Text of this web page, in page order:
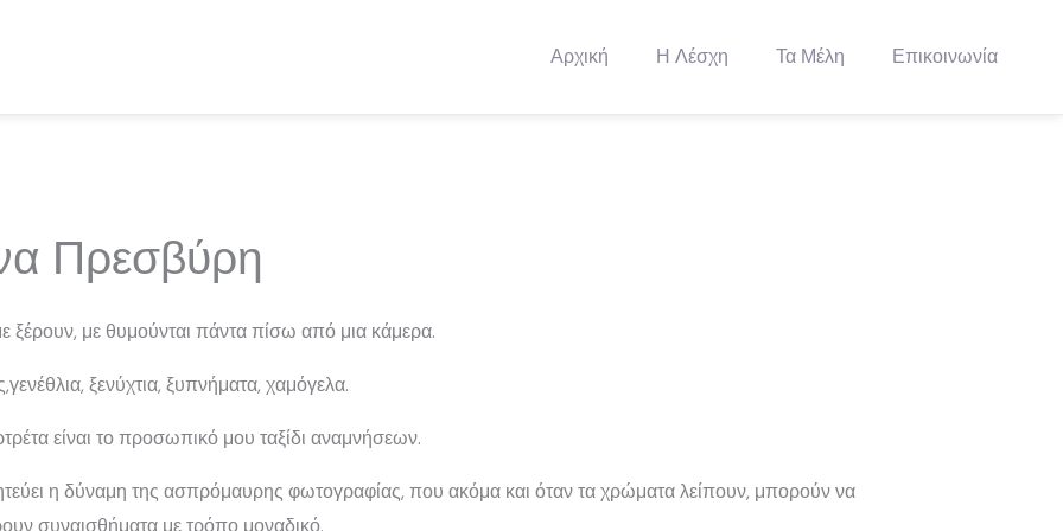
Αρχική Η Λέσχη Τα Μέλη Επικοινωνία
Πρεσβύρη
ξέρουν, με θυμούνται πάντα πίσω από μια κάμερα.
ξενύχτια, ξυπνήματα, χαμόγελα.
είναι το προσωπικό μου ταξίδι αναμνήσεων.
η δύναμη της ασπρόμαυρης φωτογραφίας, που ακόμα και όταν τα χρώματα λείπουν, μπορούν να
συναισθήματα με τρόπο μοναδικό.